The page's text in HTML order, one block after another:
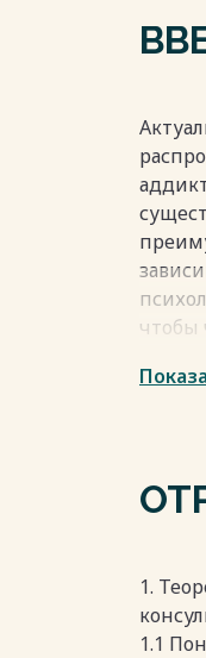
2.3
Весь
чтобы
Весь
1.
1.1